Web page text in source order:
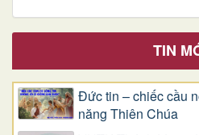
TIN
Đức tin – chiếc cầu
năng Thiên Chúa